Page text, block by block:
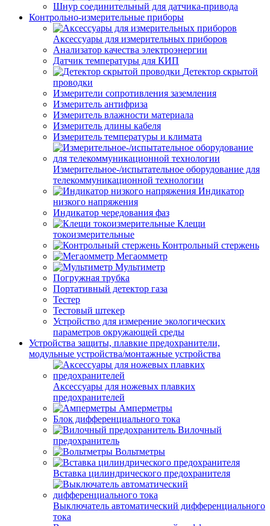
Шнур соединительный для датчика-привода
Контрольно-измерительные приборы
Аксессуары для измерительных приборов
Анализатор качества электроэнергии
Датчик температуры для КИП
Детектор скрытой
проводки
Измерители сопротивления заземления
Измеритель антифриза
Измеритель влажности материала
Измеритель длины кабеля
Измеритель температуры и климата
Измерительное-/испытательное оборудование для
телекоммуникационной технологии
Индикатор
низкого напряжения
Индикатор чередования фаз
Клещи
токоизмерительные
Контрольный стержень
Мегаомметр
Мультиметр
Погружная трубка
Портативный детектор газа
Тестер
Тестовый штекер
Устройство для измерение экологических
параметров окружающей среды
Устройства защиты, плавкие предохранители,
модульные устройства/монтажные устройства
Аксессуары для ножевых плавких
предохранителей
Амперметры
Блок дифференциального тока
Вилочный
предохранитель
Вольтметры
Вставка цилиндрического предохранителя
Выключатель автоматический дифференциального
тока